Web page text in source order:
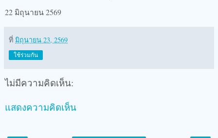
22 มิถุนายน 2569
ที่ มิถุนายน 23, 2569
ใช้ร่วมกัน
ไม่มีความคิดเห็น:
แสดงความคิดเห็น